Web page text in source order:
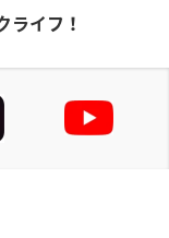
ライフ！